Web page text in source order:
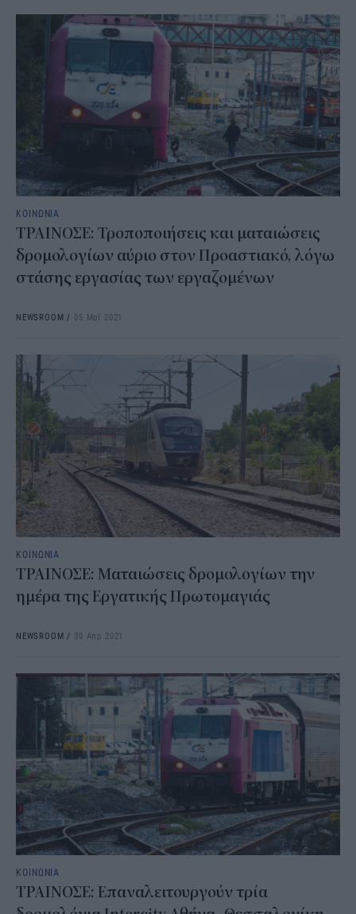
ΚΟΙΝΩΝΙΑ
ΤΡΑΙΝΟΣΕ: Τροποποιήσεις και ματαιώσεις
δρομολογίων αύριο στον Προαστιακό, λόγω
στάσης εργασίας των εργαζομένων
NEWSROOM / 05 Μαΐ 2021
ΚΟΙΝΩΝΙΑ
ΤΡΑΙΝΟΣΕ: Ματαιώσεις δρομολογίων την
ημέρα της Εργατικής Πρωτομαγιάς
NEWSROOM / 30 Απρ 2021
ΚΟΙΝΩΝΙΑ
ΤΡΑΙΝΟΣΕ: Επαναλειτουργούν τρία